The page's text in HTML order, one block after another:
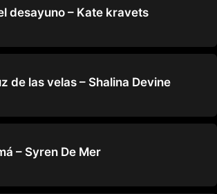
desayuno – Kate kravets
de las velas – Shalina Devine
– Syren De Mer